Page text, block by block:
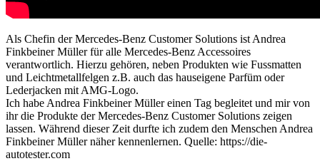
Als Chefin der Mercedes-Benz Customer Solutions ist Andrea
Finkbeiner Müller für alle Mercedes-Benz Accessoires
verantwortlich. Hierzu gehören, neben Produkten wie Fussmatten
und Leichtmetallfelgen z.B. auch das hauseigene Parfüm oder
Lederjacken mit AMG-Logo.
Ich habe Andrea Finkbeiner Müller einen Tag begleitet und mir von
ihr die Produkte der Mercedes-Benz Customer Solutions zeigen
lassen. Während dieser Zeit durfte ich zudem den Menschen Andrea
Finkbeiner Müller näher kennenlernen. Quelle: https://die-
autotester.com